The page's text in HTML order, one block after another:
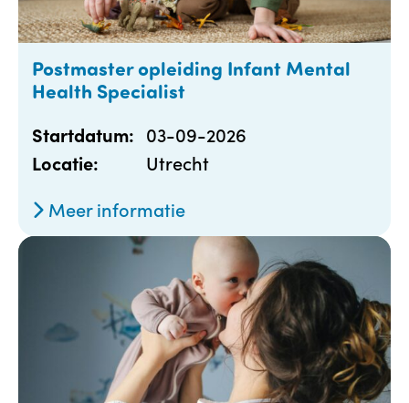
Postmaster opleiding Infant Mental
Health Specialist
Startdatum: 03-09-2026
Locatie:
Utrecht
Meer informatie